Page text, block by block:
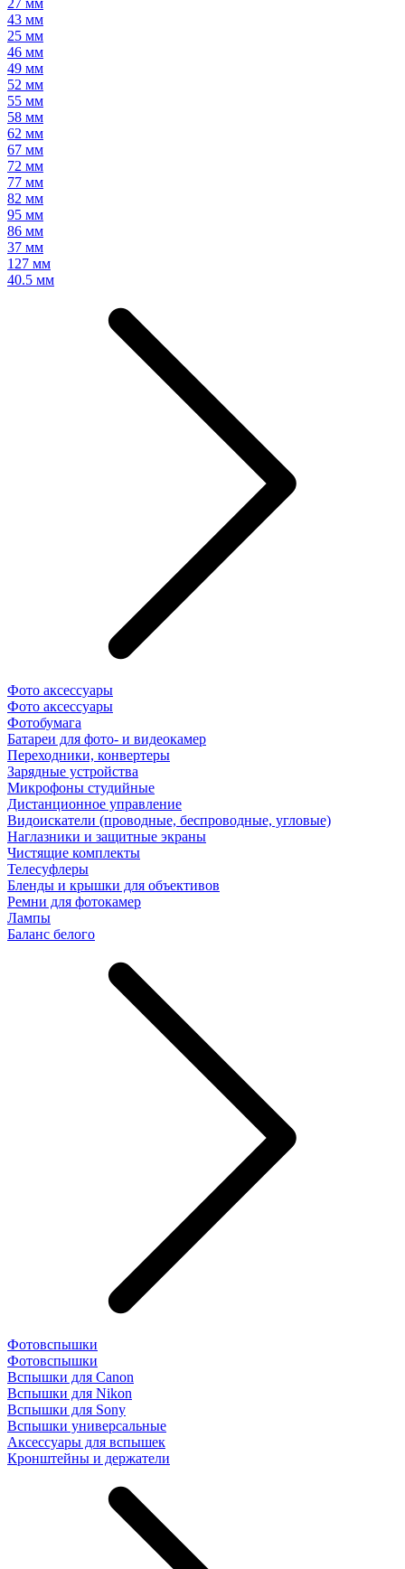
27 мм
43 мм
25 мм
46 мм
49 мм
52 мм
55 мм
58 мм
62 мм
67 мм
72 мм
77 мм
82 мм
95 мм
86 мм
37 мм
127 мм
40.5 мм
Фото аксессуары
Фото аксессуары
Фотобумага
Батареи для фото- и видеокамер
Переходники, конвертеры
Зарядные устройства
Микрофоны студийные
Дистанционное управление
Видоискатели (проводные, беспроводные, угловые)
Наглазники и защитные экраны
Чистящие комплекты
Телесуфлеры
Бленды и крышки для объективов
Ремни для фотокамер
Лампы
Баланс белого
Фотовспышки
Фотовспышки
Вспышки для Canon
Вспышки для Nikon
Вспышки для Sony
Вспышки универсальные
Аксесcуары для вспышек
Кронштейны и держатели